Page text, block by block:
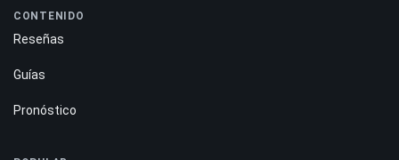
Sobre nosotros
Contáctenos
Política editorial
Metodología de Calificaciones